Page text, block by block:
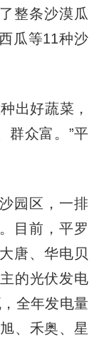
整条沙漠瓜
瓜等11种沙
出好蔬菜，
群众富。”平
园区，一排
目前，平罗
唐、华电贝
的光伏发电
全年发电量
、禾奥、星